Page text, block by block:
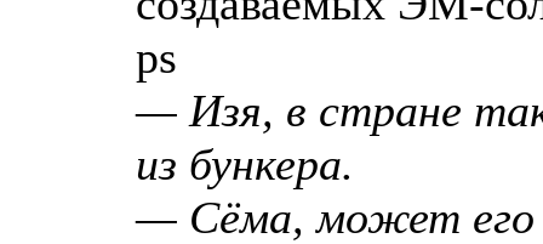
ps
— Изя, в стране
из бункера.
— Сёма, может его